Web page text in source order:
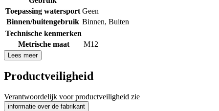
Toepassing watersport Geen
Binnen/buitengebruik Binnen, Buiten
Technische kenmerken
Metrische maat
M12
Lees meer
Productveiligheid
Verantwoordelijk voor productveiligheid zie
informatie over de fabrikant